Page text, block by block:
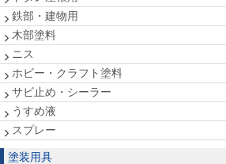
鉄部・建物用
木部塗料
ニス
ホビー・クラフト塗料
サビ止め・シーラー
うすめ液
スプレー
塗装用具